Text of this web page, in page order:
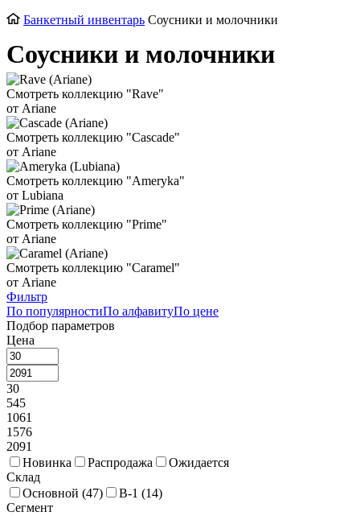
Банкетный инвентарь Соусники и молочники
Соусники и молочники
Смотреть коллекцию "Rave"
от Ariane
Смотреть коллекцию "Cascade"
от Ariane
Смотреть коллекцию "Ameryka"
от Lubiana
Смотреть коллекцию "Prime"
от Ariane
Смотреть коллекцию "Caramel"
от Ariane
Фильтр
По популярностиПо алфавитуПо цене
Подбор параметров
Цена
30
545
1061
1576
2091
Новинка
Распродажа
Ожидается
Склад
Основной (47) В-1 (14)
Сегмент